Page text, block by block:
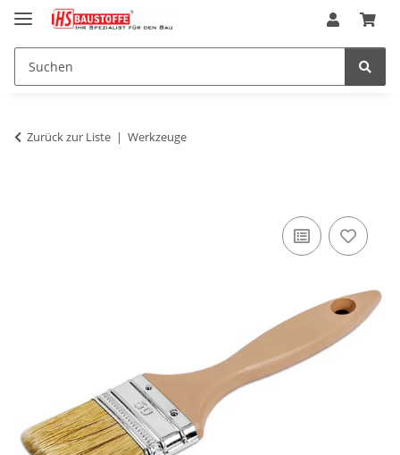
Zurück zur Liste Werkzeuge